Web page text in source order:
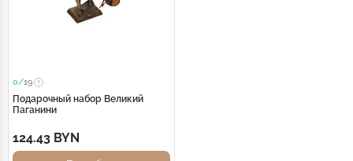
0/19
Подарочный набор Великий
Паганини
124.43 BYN